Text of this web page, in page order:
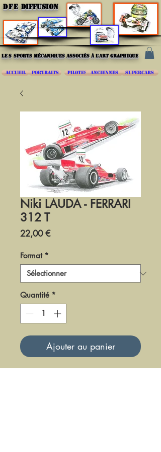
DFE DIFFUSION
les sports mécaniques associés à l'art graphique
ACCUEIL PORTRAITS PILOTES ANCIENNES SUPERCARS
Niki LAUDA - FERRARI
312 T
22,00 €Prix
Format *
Quantité *
Ajouter au panier